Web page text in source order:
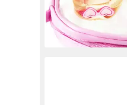
12,95 €
lieferbar - in 4-5